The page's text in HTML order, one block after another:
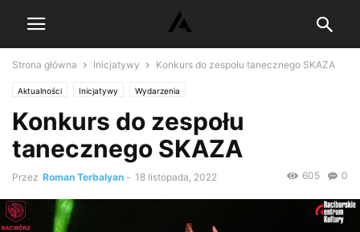
Strona główna Inicjatywy Konkurs do zespołu tanecznego SKAZA
Aktualności Inicjatywy Wydarzenia
Konkurs do zespołu
tanecznego SKAZA
Przez Roman Terbalyan - 18 listopada, 2022 0
605